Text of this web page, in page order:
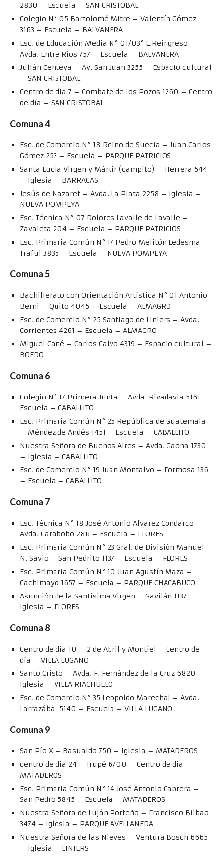
2830 – Escuela – SAN CRISTOBAL
Colegio N° 05 Bartolomé Mitre – Valentín Gómez
3163 – Escuela – BALVANERA
Esc. de Educación Media N° 01/03° E.Reingreso –
Avda. Entre Ríos 757 – Escuela – BALVANERA
Julián Centeya – Av. San Juan 3255 – Espacio cultural
– SAN CRISTOBAL
Centro de dia 7 – Combate de los Pozos 1260 – Centro
de día – SAN CRISTOBAL
Comuna 4
Esc. de Comercio N° 18 Reino de Suecia – Juan Carlos
Gómez 253 – Escuela – PARQUE PATRICIOS
Santa Lucía Virgen y Mártir (campito) – Herrera 544
– Iglesia – BARRACAS
Jesús de Nazaret – Avda. La Plata 2258 – Iglesia –
NUEVA POMPEYA
Esc. Técnica N° 07 Dolores Lavalle de Lavalle –
Zavaleta 204 – Escuela – PARQUE PATRICIOS
Esc. Primaria Común N° 17 Pedro Melitón Ledesma –
Traful 3835 – Escuela – NUEVA POMPEYA
Comuna 5
Bachillerato con Orientación Artística N° 01 Antonio
Berni – Quito 4045 – Escuela – ALMAGRO
Esc. de Comercio N° 25 Santiago de Liniers – Avda.
Corrientes 4261 – Escuela – ALMAGRO
Miguel Cané – Carlos Calvo 4319 – Espacio cultural –
BOEDO
Comuna 6
Colegio N° 17 Primera Junta – Avda. Rivadavia 5161 –
Escuela – CABALLITO
Esc. Primaria Común N° 25 República de Guatemala
– Méndez de Andés 1451 – Escuela – CABALLITO
Nuestra Señora de Buenos Aires – Avda. Gaona 1730
– Iglesia – CABALLITO
Esc. de Comercio N° 19 Juan Montalvo – Formosa 136
– Escuela – CABALLITO
Comuna 7
Esc. Técnica N° 18 José Antonio Alvarez Condarco –
Avda. Carabobo 286 – Escuela – FLORES
Esc. Primaria Común N° 23 Gral. de División Manuel
N. Savio – San Pedrito 1137 – Escuela – FLORES
Esc. Primaria Común N° 10 Juan Agustín Maza –
Cachimayo 1657 – Escuela – PARQUE CHACABUCO
Asunción de la Santísima Virgen – Gavilán 1137 –
Iglesia – FLORES
Comuna 8
Centro de dia 10 – 2 de Abril y Montiel – Centro de
día – VILLA LUGANO
Santo Cristo – Avda. F. Fernández de la Cruz 6820 –
Iglesia – VILLA RIACHUELO
Esc. de Comercio N° 35 Leopoldo Marechal – Avda.
Larrazábal 5140 – Escuela – VILLA LUGANO
Comuna 9
San Pío X – Basualdo 750 – Iglesia – MATADEROS
centro de dia 24 – Irupé 6700 – Centro de día –
MATADEROS
Esc. Primaria Común N° 14 José Antonio Cabrera –
San Pedro 5845 – Escuela – MATADEROS
Nuestra Señora de Luján Porteño – Francisco Bilbao
3474 – Iglesia – PARQUE AVELLANEDA
Nuestra Señora de las Nieves – Ventura Bosch 6665
– Iglesia – LINIERS